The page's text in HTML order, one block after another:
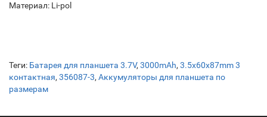
Материал: Li-pol
Теги: Батарея для планшета 3.7V, 3000mAh, 3.5x60x87mm 3
контактная, 356087-3, Аккумуляторы для планшета по
размерам